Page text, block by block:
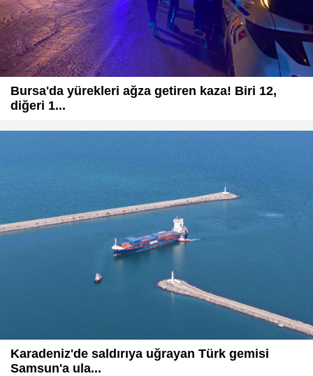
Bursa'da yürekleri ağza getiren kaza! Biri 12,
diğeri 1...
Karadeniz'de saldırıya uğrayan Türk gemisi
Samsun'a ula...